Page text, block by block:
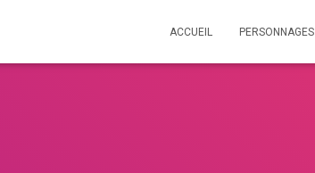
ACCUEIL PERSONNAGES